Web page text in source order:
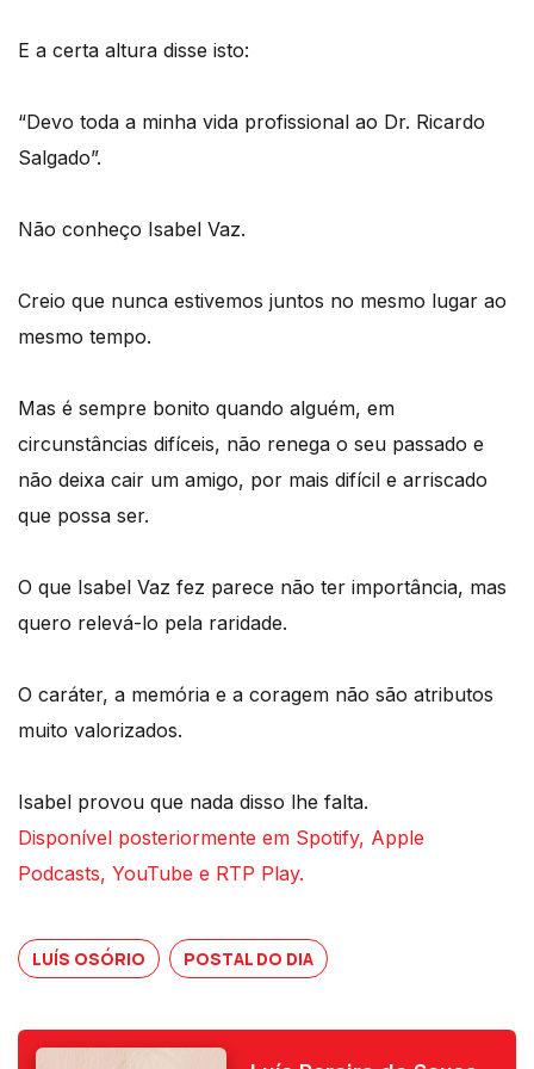
E a certa altura disse isto:
“Devo toda a minha vida profissional ao Dr. Ricardo
Salgado”.
Não conheço Isabel Vaz.
Creio que nunca estivemos juntos no mesmo lugar ao
mesmo tempo.
Mas é sempre bonito quando alguém, em
circunstâncias difíceis, não renega o seu passado e
não deixa cair um amigo, por mais difícil e arriscado
que possa ser.
O que Isabel Vaz fez parece não ter importância, mas
quero relevá-lo pela raridade.
O caráter, a memória e a coragem não são atributos
muito valorizados.
Isabel provou que nada disso lhe falta.
Disponível posteriormente em Spotify, Apple
Podcasts, YouTube e RTP Play.
LUÍS OSÓRIO POSTAL DO DIA